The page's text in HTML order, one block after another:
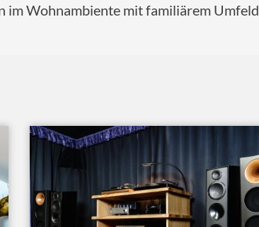
im Wohnambiente mit familiärem Umfeld.